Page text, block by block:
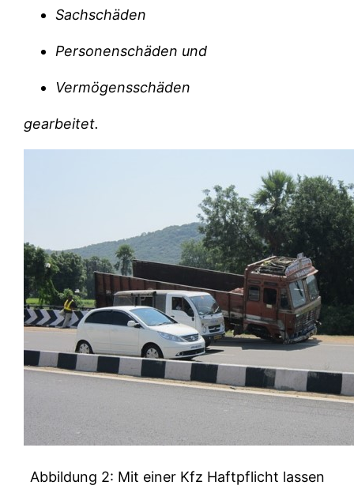
Sachschäden
Personenschäden und
Vermögensschäden
gearbeitet.
Abbildung 2: Mit einer Kfz Haftpflicht lassen